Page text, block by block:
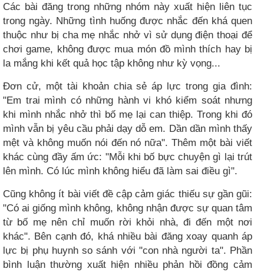
Các bài đăng trong những nhóm này xuất hiện liên tục
trong ngày. Những tình huống được nhắc đến khá quen
thuộc như bị cha mẹ nhắc nhở vì sử dụng điện thoại để
chơi game, không được mua món đồ mình thích hay bị
la mắng khi kết quả học tập không như kỳ vọng...
Đơn cử, một tài khoản chia sẻ áp lực trong gia đình:
"Em trai mình có những hành vi khó kiểm soát nhưng
khi mình nhắc nhở thì bố mẹ lại can thiệp. Trong khi đó
mình vẫn bị yêu cầu phải dạy dỗ em. Dần dần mình thấy
mệt và không muốn nói đến nó nữa". Thêm một bài viết
khác cùng đầy ấm ức: "Mỗi khi bố bực chuyện gì lại trút
lên mình. Có lúc mình không hiểu đã làm sai điều gì".
Cũng không ít bài viết đề cập cảm giác thiếu sự gần gũi:
"Có ai giống mình không, không nhận được sự quan tâm
từ bố mẹ nên chỉ muốn rời khỏi nhà, đi đến một nơi
khác". Bên cạnh đó, khá nhiều bài đăng xoay quanh áp
lực bị phụ huynh so sánh với "con nhà người ta". Phần
bình luận thường xuất hiện nhiều phản hồi đồng cảm